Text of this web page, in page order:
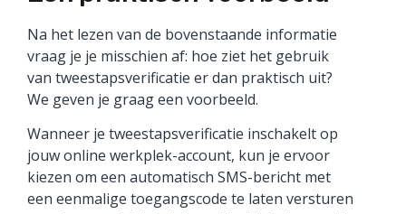
Na het lezen van de bovenstaande informatie
vraag je je misschien af: hoe ziet het gebruik
van tweestapsverificatie er dan praktisch uit?
We geven je graag een voorbeeld.
Wanneer je tweestapsverificatie inschakelt op
jouw online werkplek-account, kun je ervoor
kiezen om een automatisch SMS-bericht met
een eenmalige toegangscode te laten versturen